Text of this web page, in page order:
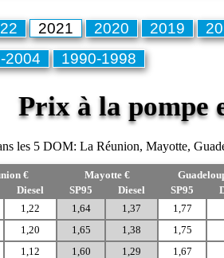
2021 2020 2019
2004 1990-1998
Prix à la pompe
les 5 DOM: La Réunion, Mayotte,
€ Mayotte €
Diesel SP95 Diesel SP95
1,22 1,64 1,37 1,77
1,20 1,65 1,38 1,75
1,12 1,60 1,29 1,67